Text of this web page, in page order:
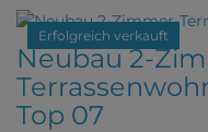
Erfolgreich verkauft
Neubau 2-
Top 07